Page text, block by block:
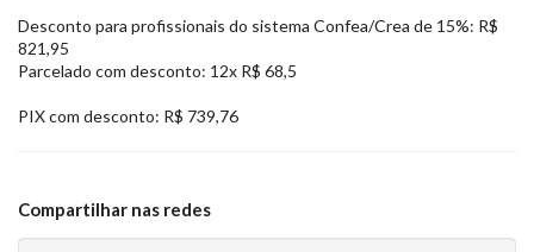
Desconto para profissionais do sistema Confea/Crea de 15%: R$
821,95
Parcelado com desconto: 12x R$ 68,5
PIX com desconto: R$ 739,76
Compartilhar nas redes